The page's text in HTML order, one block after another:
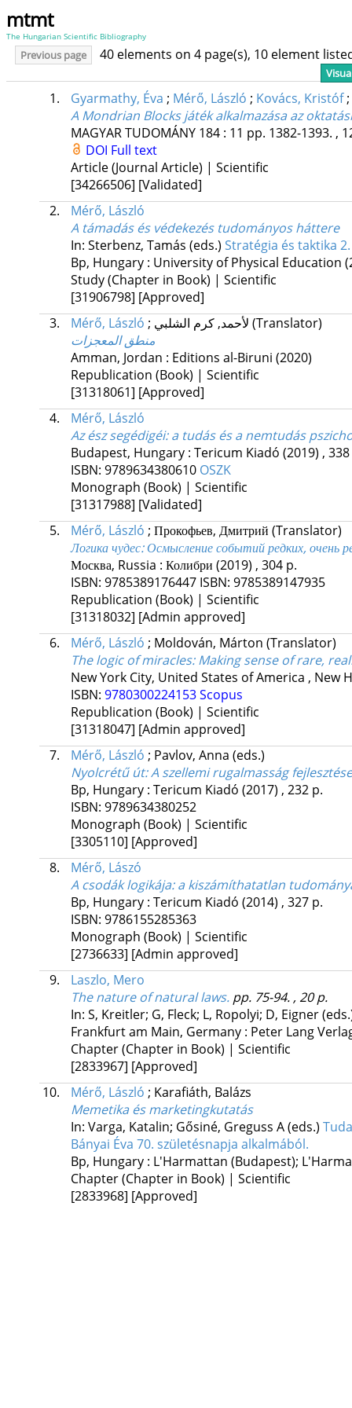
mtmt
The Hungarian Scientific Bibliography
Previous page 40 elements on 4 page(s), 10 element
1. Gyarmathy, Éva ; Mérő, László ; Kovács, Kristóf;
A Mondrian Blocks játék alkalmazása az
MAGYAR TUDOMÁNY 184: 11 pp. 1382-1393. ,
DOI Full text
Article (Journal Article) | Scientific
[34266506] [Validated]
2.
Mérő, László
A támadás és védekezés tudományos háttere
In: Sterbenz, Tamás (eds.) Stratégia és taktika 2.
Bp, Hungary : University of Physical Education
Study (Chapter in Book) | Scientific
[31906798] [Approved]
3.
Mérő, László ;
(Translator)
منطق المعجزات
Amman, Jordan : Editions al-Biruni (2020)
Republication (Book) | Scientific
[31318061] [Approved]
4.
Mérő, László
Az ész segédigéi: a tudás és a nemtudás
Budapest, Hungary : Tericum Kiadó (2019) ,
ISBN: 9789634380610 OSZK
Monograph (Book) | Scientific
[31317988] [Validated]
5.
Mérő, László ; Прокофьев, Дмитрий (Translator)
Логика чудес: Осмысление событий редких, очень
Москва, Russia : Колибри (2019) , 304 p.
ISBN: 9785389176447 ISBN: 9785389147935
Republication (Book) | Scientific
[31318032] [Admin approved]
6.
Mérő, László ; Moldován, Márton (Translator)
The logic of miracles: Making sense of rare,
New York City, United States of America , New
ISBN: 9780300224153Scopus
Republication (Book) | Scientific
[31318047] [Admin approved]
7.
Mérő, László ; Pavlov, Anna (eds.)
Nyolcrétű út: A szellemi rugalmasság fejlesztése
Bp, Hungary : Tericum Kiadó (2017) , 232 p.
ISBN: 9789634380252
Monograph (Book) | Scientific
[3305110] [Approved]
8.
Mérő, Lászó
A csodák logikája: a kiszámíthatatlan
Bp, Hungary : Tericum Kiadó (2014) , 327 p.
ISBN: 9786155285363
Monograph (Book) | Scientific
[2736633] [Admin approved]
9.
Laszlo, Mero
The nature of natural laws. pp. 75-94. , 20 p.
In: S, Kreitler; G, Fleck; L, Ropolyi; D, Eigner
Frankfurt am Main, Germany : Peter Lang
Chapter (Chapter in Book) | Scientific
[2833967] [Approved]
10.
Mérő, László ; Karafiáth, Balázs
Memetika és marketingkutatás
In: Varga, Katalin; Gősiné, Greguss A (eds.)
Bányai Éva 70. születésnapja alkalmából.
Bp, Hungary : L'Harmattan (Budapest);
Chapter (Chapter in Book) | Scientific
[2833968] [Approved]